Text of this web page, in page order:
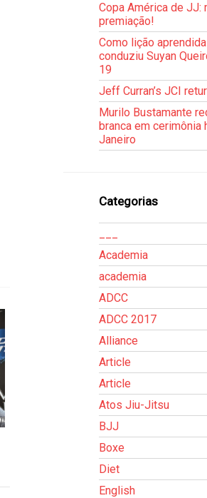
Copa América de JJ:
premiação!
Como lição
conduziu Suyan
19
Jeff Curran’s JCI
Murilo Bustamante
branca em cerimônia
Janeiro
Categorias
Academia
academia
ADCC
ADCC 2017
Alliance
Article
Article
Atos Jiu-Jitsu
BJJ
Boxe
Diet
English